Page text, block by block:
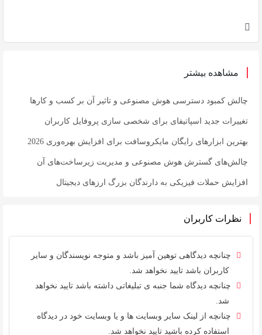
مشاهده بیشتر
چالش کمبود دسترسی هوش مصنوعی و تاثیر آن بر کسب و کارها
تغییرات جدید اسپاتیفای برای شخصی سازی پروفایل کاربران
بهترین ابزارهای رایگان مایکروسافت برای افزایش بهره‌وری 2026
چالش‌های گسترش هوش مصنوعی و مدیریت زیرساخت‌های آن
افزایش حملات فیزیکی به دارندگان بزرگ ارزهای دیجیتال
نظرات کاربران
چنانچه دیدگاهی توهین آمیز باشد و متوجه نویسندگان و سایر
کاربران باشد تایید نخواهد شد.
چنانچه دیدگاه شما جنبه ی تبلیغاتی داشته باشد تایید نخواهد
شد.
چنانچه از لینک سایر وبسایت ها و یا وبسایت خود در دیدگاه
استفاده کرده باشید تایید نخواهد شد.